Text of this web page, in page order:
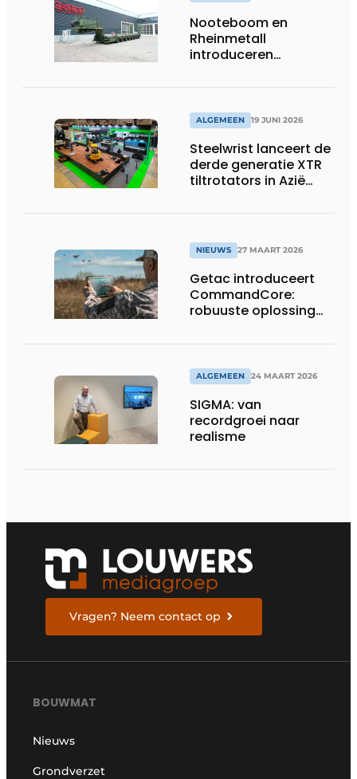
Nooteboom en
Rheinmetall
introduceren
ALGEMEEN 19 JUNI 2026
Steelwrist lanceert de
derde generatie XTR
tiltrotators in Azië
NIEUWS 27 MAART 2026
Getac introduceert
CommandCore:
robuuste oplossing
ALGEMEEN 24 MAART 2026
SIGMA: van
recordgroei naar
realisme
Vragen? Neem contact op
BOUWMAT
Nieuws
Grondverzet